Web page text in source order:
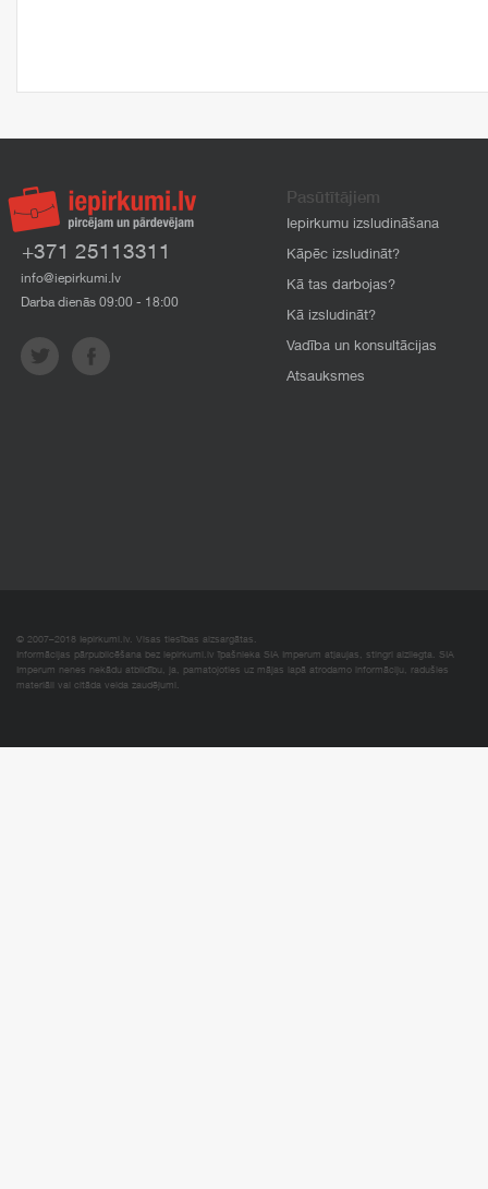
+371 25113311
info@iepirkumi.lv
Darba dienās 09:00 - 18:00
Pasūtītājiem
Iepirkumu izsludināšana
Kāpēc izsludināt?
Kā tas darbojas?
Kā izsludināt?
Vadība un konsultācijas
Atsauksmes
© 2007–2018 Iepirkumi.lv. Visas tiesības aizsargātas.
Informācijas pārpublicēšana bez iepirkumi.lv īpašnieka SIA Imperum atļaujas, stingri aizliegta. SIA
Imperum nenes nekādu atbildību, ja, pamatojoties uz mājas lapā atrodamo informāciju, radušies
materiāli vai citāda veida zaudējumi.